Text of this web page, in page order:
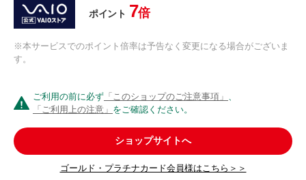
ポイント 7倍
※本サービスでのポイント倍率は予告なく変更になる場合がございま
す。
ご利用の前に必ず 「このショップのご注意事項」 、
「ご利用上の注意」 をご確認ください。
ショップサイトへ
ゴールド・プラチナカード会員様はこちら＞＞